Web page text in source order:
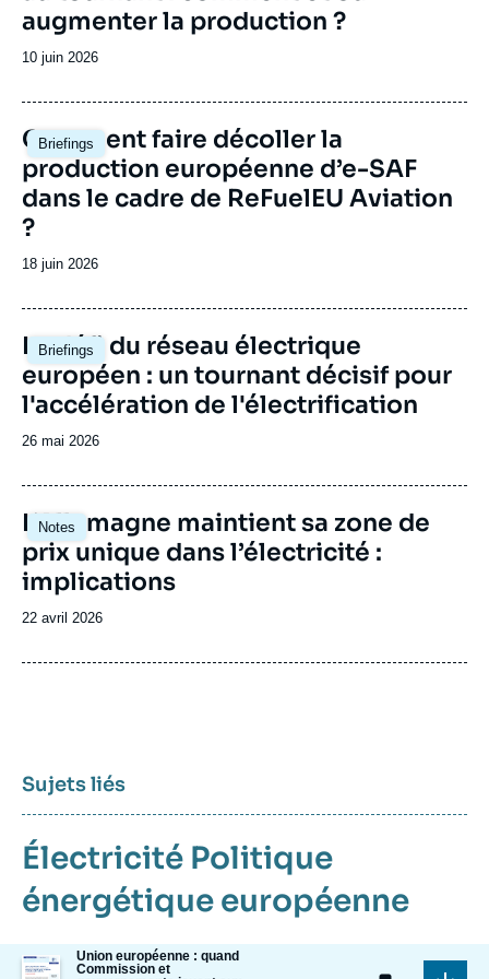
augmenter la production ?
Date
publication
10 juin 2026
Briefings
Image
principale
Comment faire décoller la
production européenne d’e-SAF
dans le cadre de ReFuelEU Aviation
?
Date
publication
18 juin 2026
Briefings
Image
principale
Le défi du réseau électrique
européen : un tournant décisif pour
l'accélération de l'électrification
Date
publication
26 mai 2026
Notes
Image
principale
L’Allemagne maintient sa zone de
prix unique dans l’électricité :
implications
Date
publication
22 avril 2026
Sujets liés
Électricité Politique
énergétique européenne
Image
Union européenne : quand
Commission et